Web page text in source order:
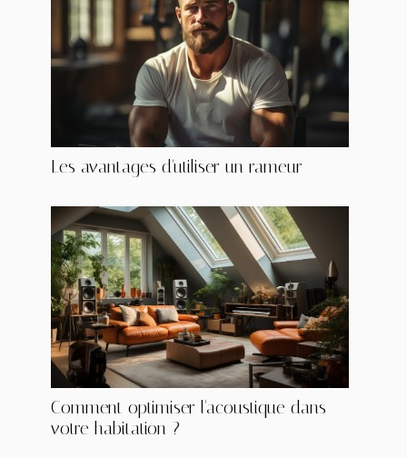
Les avantages d'utiliser un rameur
Comment optimiser l'acoustique dans
votre habitation ?